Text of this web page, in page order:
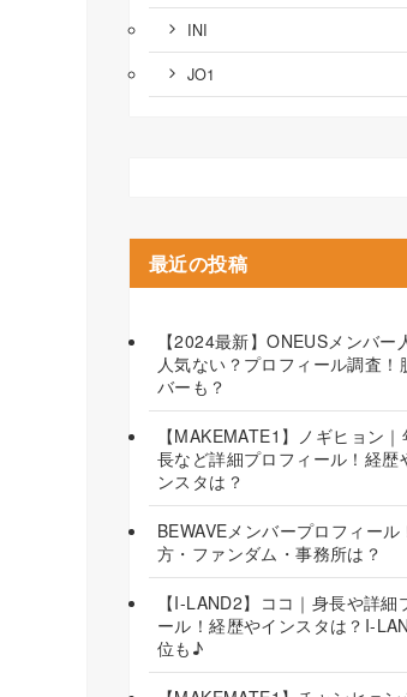
INI
JO1
最近の投稿
【2024最新】ONEUSメンバー
人気ない？プロフィール調査！
バーも？
【MAKEMATE1】ノギヒョン
長など詳細プロフィール！経歴
ンスタは？
BEWAVEメンバープロフィール
方・ファンダム・事務所は？
【I-LAND2】ココ｜身長や詳細
ール！経歴やインスタは？I-
位も♪